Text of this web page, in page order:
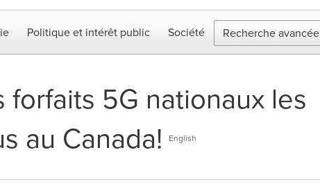
Politique et intérêt public Société Recherche avancée
5G nationaux les
au Canada!
English